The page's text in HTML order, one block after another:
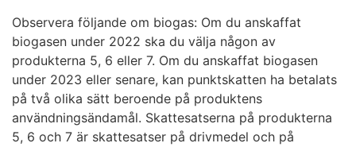
Observera följande om biogas: Om du anskaffat
biogasen under 2022 ska du välja någon av
produkterna 5, 6 eller 7. Om du anskaffat biogasen
under 2023 eller senare, kan punktskatten ha betalats
på två olika sätt beroende på produktens
användningsändamål. Skattesatserna på produkterna
5, 6 och 7 är skattesatser på drivmedel och på